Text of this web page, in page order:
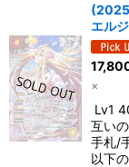
エル
×
Lv1
互い
手札/
以下